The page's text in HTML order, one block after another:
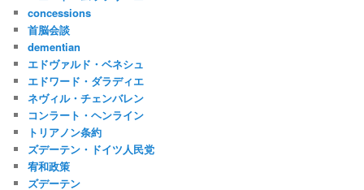
concessions
首脳会談
dementian
エドヴァルド・ベネシュ
エドワード・ダラディエ
ネヴィル・チェンバレン
コンラート・ヘンライン
トリアノン条約
ズデーテン・ドイツ人民党
宥和政策
ズデーテン